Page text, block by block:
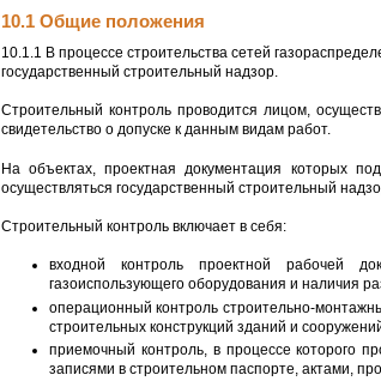
10.1 Общие положения
10.1.1 В процессе строительства сетей
государственный строительный надзор.
Строительный контроль проводится лицом,
свидетельство о допуске к данным видам работ.
На объектах, проектная документация которых
осуществляться государственный строительный
Строительный контроль включает в себя:
входной контроль проектной рабочей
газоиспользующего оборудования и наличия
операционный контроль строительно-
строительных конструкций зданий и
приемочный контроль, в процессе которого
записями в строительном паспорте, актами,